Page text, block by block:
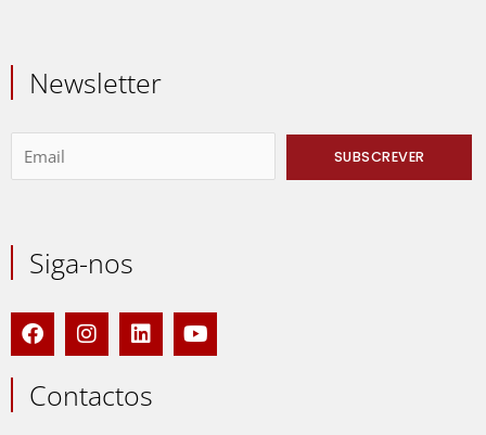
Newsletter
Siga-nos
F
a
c
e
b
I
n
s
t
a
L
i
n
k
e
Y
o
u
Contactos